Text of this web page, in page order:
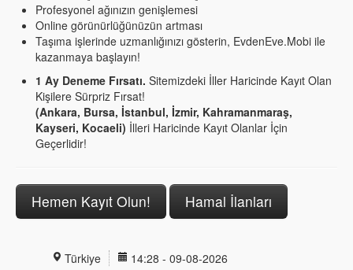
Profesyonel ağınızın genişlemesi
Online görünürlüğünüzün artması
Taşıma işlerinde uzmanlığınızı gösterin, EvdenEve.Mobi ile
kazanmaya başlayın!
1 Ay Deneme Fırsatı. Sitemizdeki İller Haricinde Kayıt Olan
Kişilere Sürpriz Fırsat!
(Ankara, Bursa, İstanbul, İzmir, Kahramanmaraş,
Kayseri, Kocaeli) İlleri Haricinde Kayıt Olanlar İçin
Geçerlidir!
Hemen Kayıt Olun! Hamal İlanları
Türkiye 14:28 - 09-08-2026